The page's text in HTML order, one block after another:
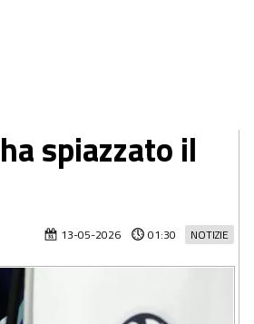
spiazzato il
NOTIZIE
13-05-2026 01:30